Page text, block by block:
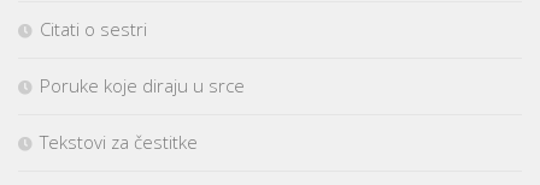
Citati o sestri
Poruke koje diraju u srce
Tekstovi za čestitke